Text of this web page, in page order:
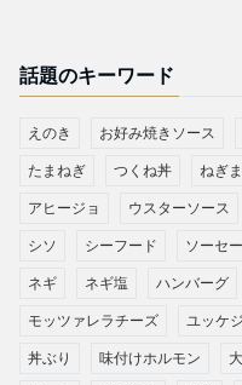
話題のキーワード
えのき お好み焼きソース
たまねぎ つくね丼 ねぎま
アヒージョ ウスターソース
シソ シーフード ソーセ
ネギ ネギ塩 ハンバーグ
モッツァレラチーズ ユッケ
丼ぶり 味付けホルモン